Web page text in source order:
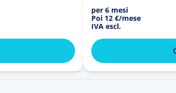
per 6 mesi
Poi 12 €/mese
IVA escl.